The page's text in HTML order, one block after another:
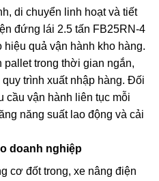
di chuyển linh hoạt và tiết
đứng lái 2.5 tấn FB25RN-4
quả vận hành kho hàng.
trong thời gian ngắn,
trình xuất nhập hàng. Đối
cầu vận hành liên tục mỗi
năng suất lao động và cải
doanh nghiệp
cơ đốt trong, xe nâng điện